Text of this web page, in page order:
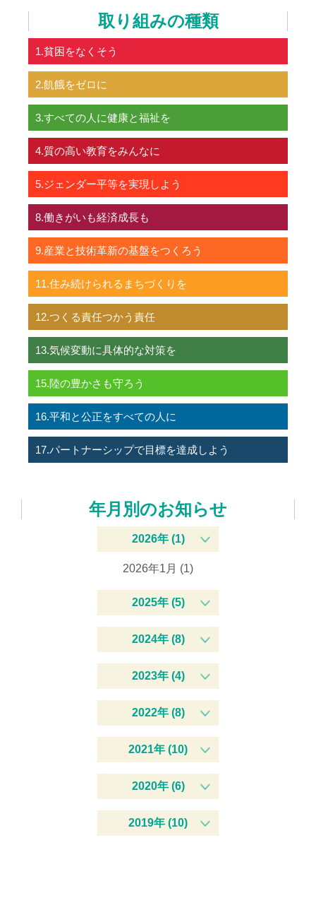
取り組みの種類
1.貧困をなくそう
2.飢餓をゼロに
3.すべての人に健康と福祉を
4.質の高い教育をみんなに
5.ジェンダー平等を実現しよう
8.働きがいも経済成長も
9.産業と技術革新の基盤をつくろう
11.住み続けられるまちづくりを
12.つくる責任つかう責任
13.気候変動に具体的な対策を
15.陸の豊かさも守ろう
16.平和と公正をすべての人に
17.パートナーシップで目標を達成しよう
年月別のお知らせ
2026年 (1)
2026年1月 (1)
2025年 (5)
2024年 (8)
2023年 (4)
2022年 (8)
2021年 (10)
2020年 (6)
2019年 (10)